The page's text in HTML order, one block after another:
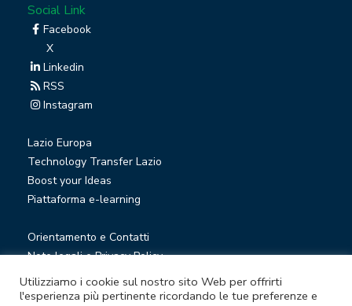
Social Link
Facebook
X
Linkedin
RSS
Instagram
Lazio Europa
Technology Transfer Lazio
Boost your Ideas
Piattaforma e-learning
Orientamento e Contatti
Note legali e Privacy Policy
Privacy Newsletter
Società trasparente
Utilizziamo i cookie sul nostro sito Web per offrirti
l'esperienza più pertinente ricordando le tue preferenze e